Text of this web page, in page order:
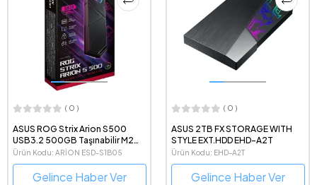
( 0 )
ASUS ROG Strix Arion S500
USB3.2 500GB Taşınabilir M2
SSD
Ürün Kodu: ARİON ESD-S1B05
Gelince Haber Ver
( 0 )
ASUS 2TB FX STORAGE WITH
STYLE EXT.HDD EHD-A2T
Ürün Kodu: EHD-A2T
Gelince Haber Ver